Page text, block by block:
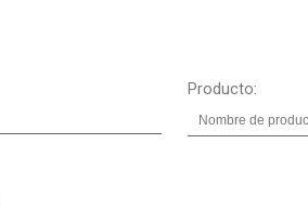
Producto: